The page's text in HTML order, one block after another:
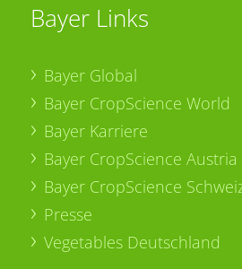
Bayer Links
Bayer Global
Bayer CropScience World
Bayer Karriere
Bayer CropScience Austria
Bayer CropScience
Presse
Vegetables Deutschland